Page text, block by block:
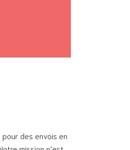
des envois en